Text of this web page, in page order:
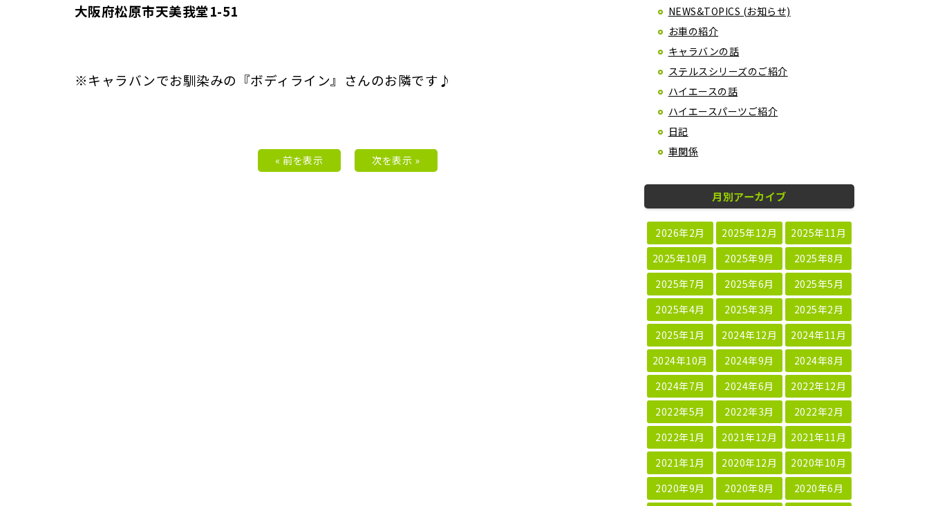
大阪府松原市天美我堂1-51
※キャラバンでお馴染みの『ボディライン』さんのお隣です♪
« 前を表示 次を表示 »
NEWS&TOPICS (お知らせ)
お車の紹介
キャラバンの話
ステルスシリーズのご紹介
ハイエースの話
ハイエースパーツご紹介
日記
車関係
月別アーカイブ
2026年2月 2025年12月
2025年11月
2025年10月
2025年9月
2025年8月
2025年7月
2025年6月
2025年5月
2025年4月
2025年3月
2025年2月
2025年1月
2024年12月
2024年11月
2024年10月
2024年9月
2024年8月
2024年7月
2024年6月
2022年12月
2022年5月
2022年3月
2022年2月
2022年1月
2021年12月
2021年11月
2021年1月
2020年12月
2020年10月
2020年9月
2020年8月
2020年6月